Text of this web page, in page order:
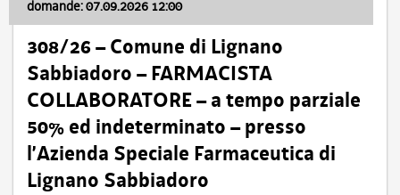
domande: 07.09.2026 12:00
308/26 – Comune di Lignano
Sabbiadoro – FARMACISTA
COLLABORATORE – a tempo parziale
50% ed indeterminato – presso
l’Azienda Speciale Farmaceutica di
Lignano Sabbiadoro